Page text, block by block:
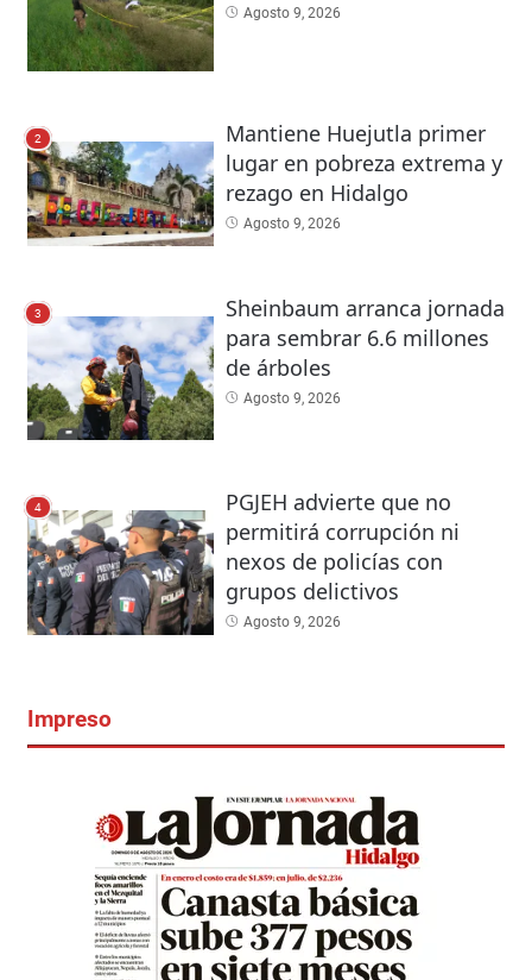
Agosto 9, 2026
2
Mantiene Huejutla primer
lugar en pobreza extrema y
rezago en Hidalgo
Agosto 9, 2026
3
Sheinbaum arranca jornada
para sembrar 6.6 millones
de árboles
Agosto 9, 2026
4
PGJEH advierte que no
permitirá corrupción ni
nexos de policías con
grupos delictivos
Agosto 9, 2026
Impreso